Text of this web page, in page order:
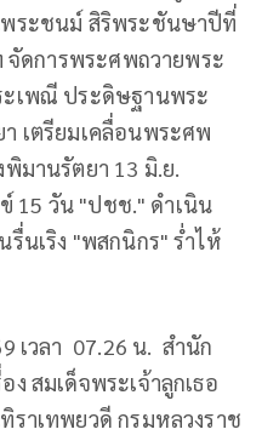
ระชนม์ สิริพระชันษาปีที่
จัดการพระศพถวายพระ
ะเพณี ประดิษฐานพระ
เตรียมเคลื่อนพระศพ
มานรัตยา 13 มิ.ย.
15 วัน "ปชช." ดำเนิน
รื่นเริง "พสกนิกร" ร่ำไห้
เวลา 07.26 น. สำนัก
ง สมเด็จพระเจ้าลูกเธอ
ราเทพยวดี กรมหลวงราช